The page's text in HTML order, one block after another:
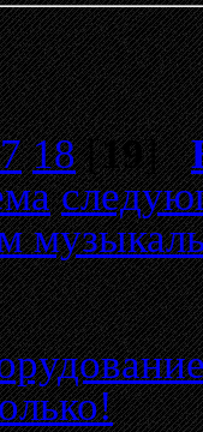
18[19]